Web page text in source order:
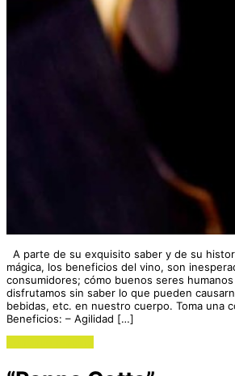
A parte de su exquisito saber y de su
mágica, los beneficios del vino, son
consumidores; cómo buenos seres
disfrutamos sin saber lo que pueden
bebidas, etc. en nuestro cuerpo. Toma una
Beneficios: – Agilidad […]